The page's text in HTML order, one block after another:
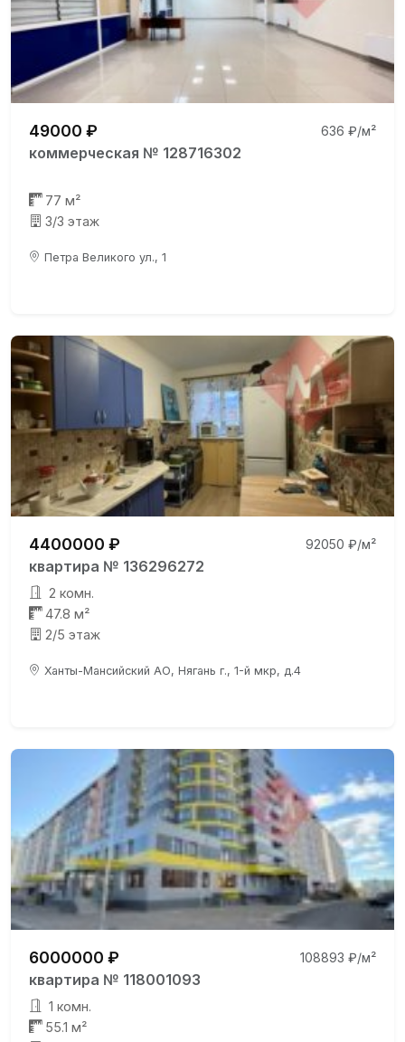
49000 ₽ 636 ₽/м²
коммерческая № 128716302
77 м²
3/3 этаж
Петра Великого ул., 1
4400000 ₽ 92050 ₽/м²
квартира № 136296272
2 комн.
47.8 м²
2/5 этаж
Ханты-Мансийский АО, Нягань г., 1-й мкр, д.4
6000000 ₽ 108893 ₽/м²
квартира № 118001093
1 комн.
55.1 м²